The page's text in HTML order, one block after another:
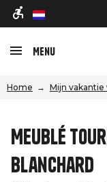
nl
Menu
Home Mijn
Meublé
Blanchard